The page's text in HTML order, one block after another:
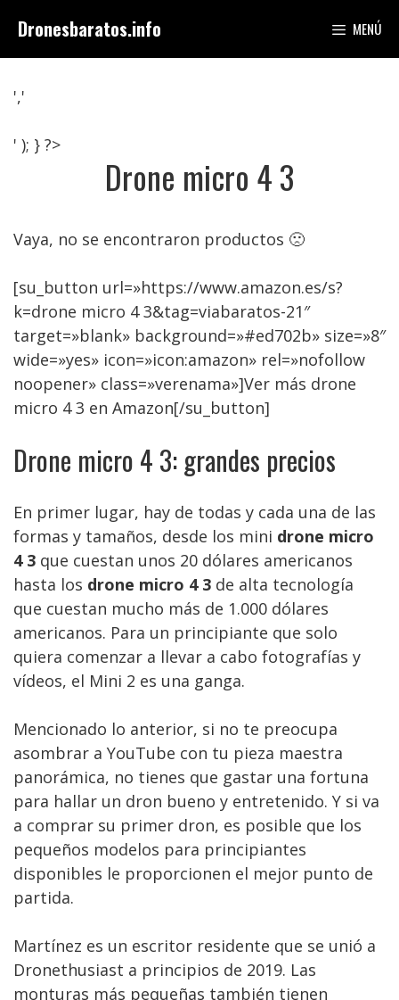
contenido
Dronesbaratos.info MENÚ
','
' ); } ?>
Drone micro 4 3
Vaya, no se encontraron productos 🙁
[su_button url=»https://www.amazon.es/s?
k=drone micro 4 3&tag=viabaratos-21″
target=»blank» background=»#ed702b» size=»8″
wide=»yes» icon=»icon:amazon» rel=»nofollow
noopener» class=»verenama»]Ver más drone
micro 4 3 en Amazon[/su_button]
Drone micro 4 3: grandes precios
En primer lugar, hay de todas y cada una de las
formas y tamaños, desde los mini drone micro
4 3 que cuestan unos 20 dólares americanos
hasta los drone micro 4 3 de alta tecnología
que cuestan mucho más de 1.000 dólares
americanos. Para un principiante que solo
quiera comenzar a llevar a cabo fotografías y
vídeos, el Mini 2 es una ganga.
Mencionado lo anterior, si no te preocupa
asombrar a YouTube con tu pieza maestra
panorámica, no tienes que gastar una fortuna
para hallar un dron bueno y entretenido. Y si va
a comprar su primer dron, es posible que los
pequeños modelos para principiantes
disponibles le proporcionen el mejor punto de
partida.
Martínez es un escritor residente que se unió a
Dronethusiast a principios de 2019. Las
monturas más pequeñas también tienen